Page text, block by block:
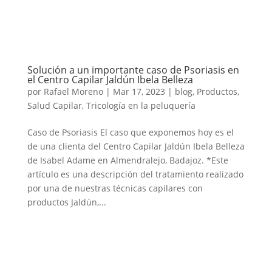
Solución a un importante caso de Psoriasis en
el Centro Capilar Jaldún Ibela Belleza
por Rafael Moreno| Mar 17, 2023 | blog, Productos,
Salud Capilar, Tricología en la peluquería
Caso de Psoriasis El caso que exponemos hoy es el
de una clienta del Centro Capilar Jaldún Ibela Belleza
de Isabel Adame en Almendralejo, Badajoz. *Este
artículo es una descripción del tratamiento realizado
por una de nuestras técnicas capilares con
productos Jaldún,...